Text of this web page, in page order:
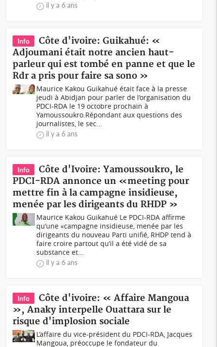
il y a 6 ans
Info
Côte d'ivoire: Guikahué: «
Adjoumani était notre ancien haut-
parleur qui est tombé en panne et que le
Rdr a pris pour faire sa sono »
Maurice Kakou Guikahué était face à la presse
jeudi à Abidjan pour parler de l’organisation du
PDCI-RDA le 19 octobre prochain à
Yamoussoukro.Répondant aux questions des
journalistes, le sec...
il y a 6 ans
Info
Côte d'Ivoire: Yamoussoukro, le
PDCI-RDA annonce un «meeting pour
mettre fin à la campagne insidieuse,
menée par les dirigeants du RHDP »
Maurice Kakou Guikahué Le PDCI-RDA affirme
qu’une «campagne insidieuse, menée par les
dirigeants du nouveau Parti unifié, RHDP tend à
faire croire partout qu’il a été vidé de sa
substance et...
il y a 6 ans
Info
Côte d'ivoire: « Affaire Mangoua
», Anaky interpelle Ouattara sur le
risque d'implosion sociale
L’affaire du vice-président du PDCI-RDA, Jacques
Mangoua, préoccupe le fondateur du